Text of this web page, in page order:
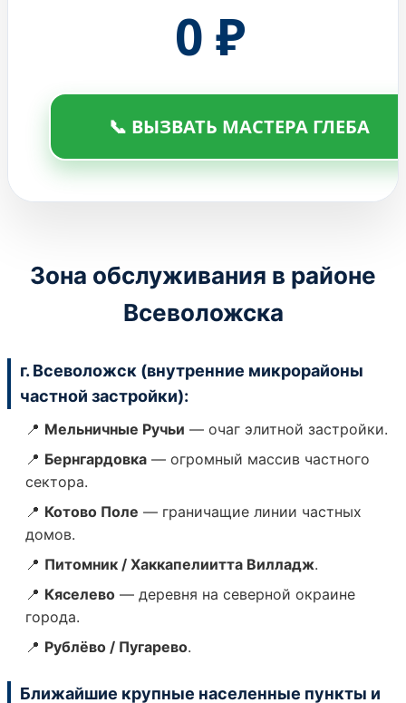
0 ₽
📞 ВЫЗВАТЬ МАСТЕРА ГЛЕБА
Зона обслуживания в районе
Всеволожска
г. Всеволожск (внутренние микрорайоны
частной застройки):
📍 Мельничные Ручьи — очаг элитной застройки.
📍 Бернгардовка — огромный массив частного
сектора.
📍 Котово Поле — граничащие линии частных
домов.
📍 Питомник / Хаккапелиитта Вилладж.
📍 Кяселево — деревня на северной окраине
города.
📍 Рублёво / Пугарево.
Ближайшие крупные населенные пункты и